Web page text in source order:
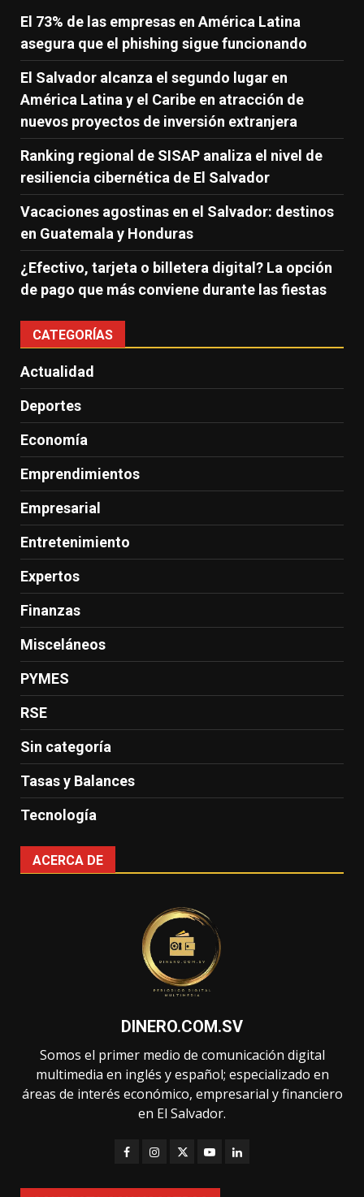
El 73% de las empresas en América Latina
asegura que el phishing sigue funcionando
El Salvador alcanza el segundo lugar en
América Latina y el Caribe en atracción de
nuevos proyectos de inversión extranjera
Ranking regional de SISAP analiza el nivel de
resiliencia cibernética de El Salvador
Vacaciones agostinas en el Salvador: destinos
en Guatemala y Honduras
¿Efectivo, tarjeta o billetera digital? La opción
de pago que más conviene durante las fiestas
CATEGORÍAS
Actualidad
Deportes
Economía
Emprendimientos
Empresarial
Entretenimiento
Expertos
Finanzas
Misceláneos
PYMES
RSE
Sin categoría
Tasas y Balances
Tecnología
ACERCA DE
DINERO.COM.SV
Somos el primer medio de comunicación digital
multimedia en inglés y español; especializado en
áreas de interés económico, empresarial y financiero
en El Salvador.